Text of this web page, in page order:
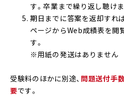
す。卒業まで繰り返し聴けま
期日までに答案を返却すれ
ページからWeb成績表を閲
す。
※用紙の発送はありません
受験料のほかに別途、 問題送付手
要です。